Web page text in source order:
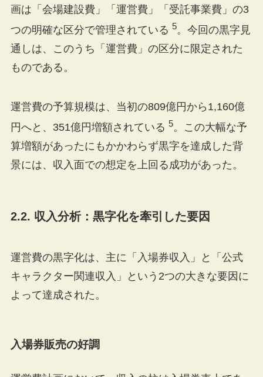
画は「会場建設費」「運営費」「受託事業費」の3
つの明確な区分で管理されている 5。今回の黒字見
通しは、このうち「運営費」の区分に限定された
ものである。
運営費の予算規模は、当初の809億円から1,160億
円へと、351億円増額されている 5。この大幅な予
算増額があったにもかかわらず黒字を達成した背
景には、収入面での想定を上回る成功があった。
2.2. 収入分析：黒字化を牽引した要因
運営費の黒字化は、主に「入場券収入」と「公式
キャラクター関連収入」という2つの大きな要因に
よって達成された。
入場券販売の好調